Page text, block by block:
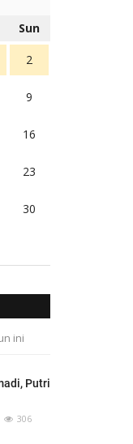
Sun
2
9
16
23
30
ini
Putri
306